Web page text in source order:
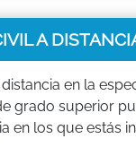
A
en la
superior
en los que estás